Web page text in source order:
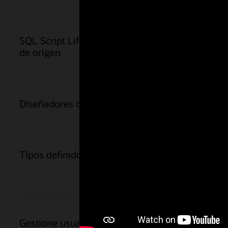
SQL Script Lifecycle con integración de control
de origen
Diseñadores de Oracle Advanced Queuing (AQ)
Tipos definidos por el usuario (UDT)
Gestione usuarios, roles y derechos